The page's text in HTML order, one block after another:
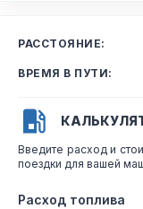
РАССТОЯНИЕ:
ВРЕМЯ В ПУТИ:
Введите расход и
поездки для вашей
Расход топлива